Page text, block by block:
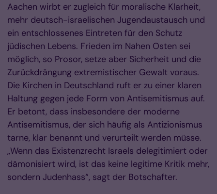
Aachen wirbt er zugleich für moralische Klarheit,
mehr deutsch-israelischen Jugendaustausch und
ein entschlossenes Eintreten für den Schutz
jüdischen Lebens. Frieden im Nahen Osten sei
möglich, so Prosor, setze aber Sicherheit und die
Zurückdrängung extremistischer Gewalt voraus.
Die Kirchen in Deutschland ruft er zu einer klaren
Haltung gegen jede Form von Antisemitismus auf.
Er betont, dass insbesondere der moderne
Antisemitismus, der sich häufig als Antizionismus
tarne, klar benannt und verurteilt werden müsse.
„Wenn das Existenzrecht Israels delegitimiert oder
dämonisiert wird, ist das keine legitime Kritik mehr,
sondern Judenhass“, sagt der Botschafter.